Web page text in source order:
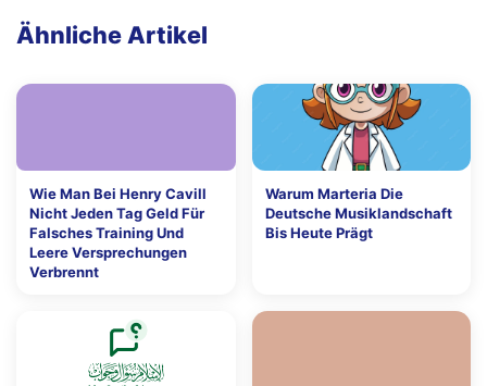
Ähnliche Artikel
Wie Man Bei Henry Cavill
Nicht Jeden Tag Geld Für
Falsches Training Und
Leere Versprechungen
Verbrennt
Warum Marteria Die
Deutsche Musiklandschaft
Bis Heute Prägt